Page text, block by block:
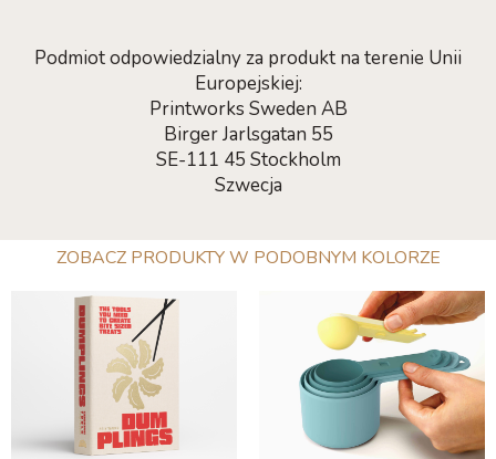
Podmiot odpowiedzialny za produkt na terenie Unii
Europejskiej:
Printworks Sweden AB
Birger Jarlsgatan 55
SE-111 45 Stockholm
Szwecja
ZOBACZ PRODUKTY W PODOBNYM KOLORZE